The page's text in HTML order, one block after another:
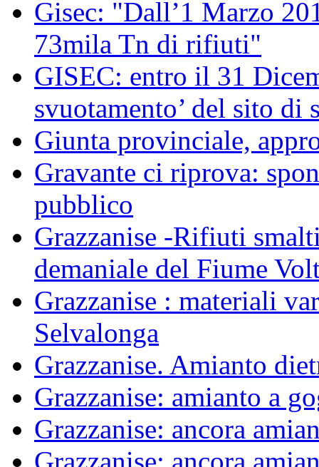
Gisec: "Dall’1 Marzo
73mila Tn di rifiuti"
GISEC: entro il 31
svuotamento’ del sito di
Giunta provinciale,
Gravante ci riprova:
pubblico
Grazzanise -Rifiuti
demaniale del Fiume
Grazzanise : materiali
Selvalonga
Grazzanise. Amianto
Grazzanise: amianto a
Grazzanise: ancora